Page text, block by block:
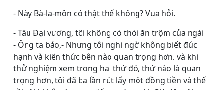
- Này Bà-la-môn có thật thế không? Vua hỏi.
- Tâu Ðại vương, tôi không có thói ăn trộm của ngài
- Ông ta bảo,- Nhưng tôi nghi ngờ không biết đức
hạnh và kiến thức bên nào quan trọng hơn, và khi
thử nghiệm xem trong hai thứ đó, thứ nào là quan
trọng hơn, tôi đã ba lần rút lấy một đồng tiền và thế